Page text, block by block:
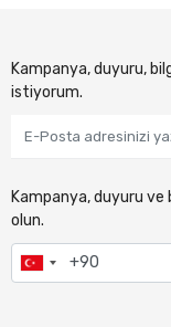
Kampanya, duyuru,
istiyorum.
Kampanya, duyuru ve
olun.